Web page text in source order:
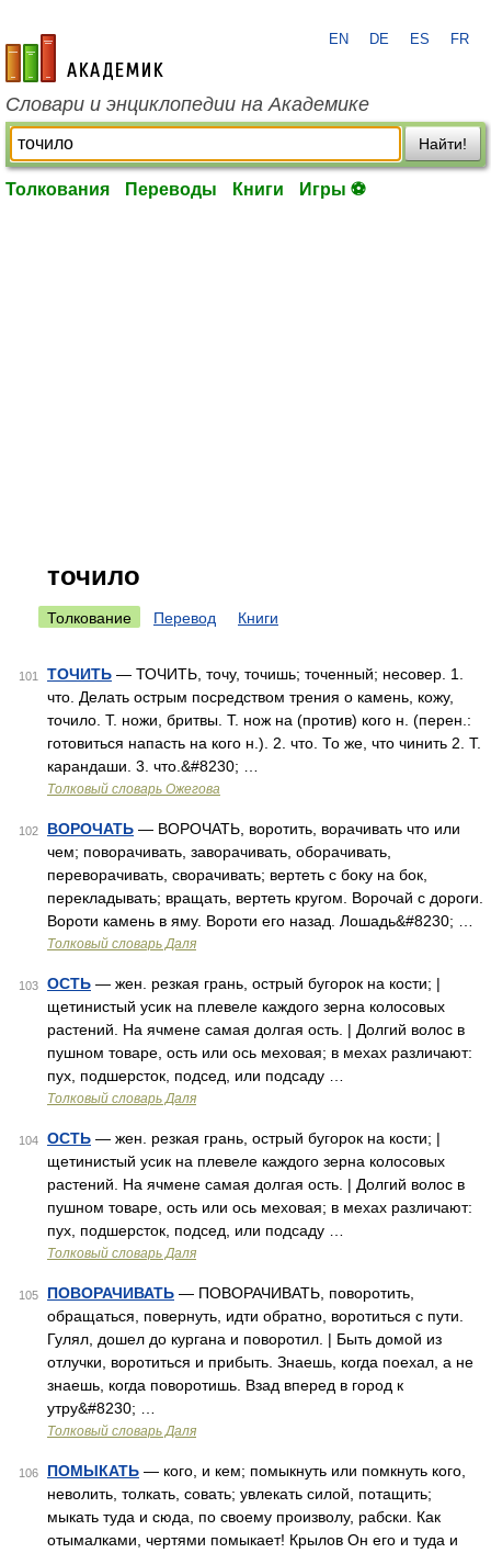
academic.ru
EN DE ES FR
Словари и энциклопедии на Академике
Найти!
Толкования Переводы Книги Игры ⚽
точило
Толкование Перевод Книги
101 ТОЧИТЬ — ТОЧИТЬ, точу, точишь; точенный; несовер. 1.
что. Делать острым посредством трения о камень, кожу,
точило. Т. ножи, бритвы. Т. нож на (против) кого н. (перен.:
готовиться напасть на кого н.). 2. что. То же, что чинить 2. Т.
карандаши. 3. что.&#8230; …
Толковый словарь Ожегова
102 ВОРОЧАТЬ — ВОРОЧАТЬ, воротить, ворачивать что или
чем; поворачивать, заворачивать, оборачивать,
переворачивать, сворачивать; вертеть с боку на бок,
перекладывать; вращать, вертеть кругом. Ворочай с дороги.
Вороти камень в яму. Вороти его назад. Лошадь&#8230; …
Толковый словарь Даля
103 ОСТЬ — жен. резкая грань, острый бугорок на кости; |
щетинистый усик на плевеле каждого зерна колосовых
растений. На ячмене самая долгая ость. | Долгий волос в
пушном товаре, ость или ось меховая; в мехах различают:
пух, подшерсток, подсед, или подсаду …
Толковый словарь Даля
104 ОСТЬ — жен. резкая грань, острый бугорок на кости; |
щетинистый усик на плевеле каждого зерна колосовых
растений. На ячмене самая долгая ость. | Долгий волос в
пушном товаре, ость или ось меховая; в мехах различают:
пух, подшерсток, подсед, или подсаду …
Толковый словарь Даля
105 ПОВОРАЧИВАТЬ — ПОВОРАЧИВАТЬ, поворотить,
обращаться, повернуть, идти обратно, воротиться с пути.
Гулял, дошел до кургана и поворотил. | Быть домой из
отлучки, воротиться и прибыть. Знаешь, когда поехал, а не
знаешь, когда поворотишь. Взад вперед в город к
утру&#8230; …
Толковый словарь Даля
106 ПОМЫКАТЬ — кого, и кем; помыкнуть или помкнуть кого,
неволить, толкать, совать; увлекать силой, потащить;
мыкать туда и сюда, по своему произволу, рабски. Как
отымалками, чертями помыкает! Крылов Он его и туда и